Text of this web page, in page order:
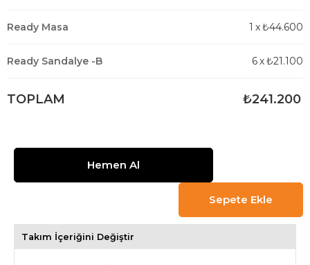
Ready Masa 1 x₺44.600
Ready Sandalye -B 6x₺21.100
TOPLAM ₺241.200
Takım İçeriğini Değiştir